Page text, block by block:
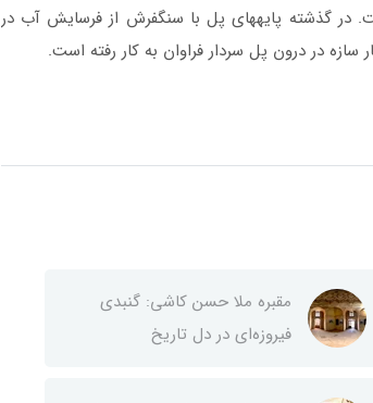
در گذشته پایه­های پل با سنگ­فرش از فرسایش آب در
در درون پل سردار فراوان به کار رفته است.
مقبره ملا حسن کاشی: گنبدی
فیروزه‌ای در دل تاریخ